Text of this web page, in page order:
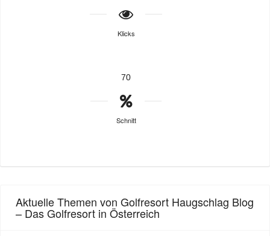
Klicks
70
Schnitt
Aktuelle Themen von Golfresort Haugschlag Blog
– Das Golfresort in Österreich